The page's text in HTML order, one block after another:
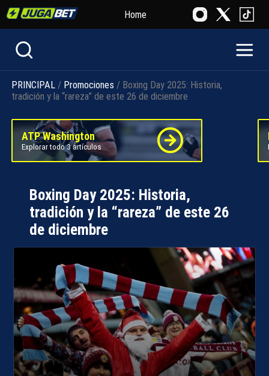
Home
PRINCIPAL / Promociones / Boxing Day 2025: Historia,
tradición y la “rareza” de este 26 de diciembre
ATP Washington
Explorar todo 3 artículos
Boxing Day 2025: Historia,
tradición y la “rareza” de este 26
de diciembre